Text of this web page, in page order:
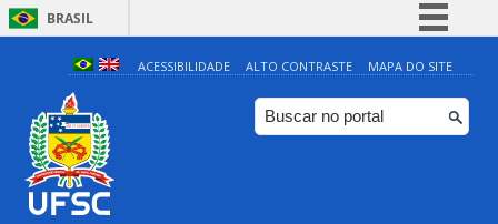
BRASIL
Simplifique!
Comunica BR
Participe
ACESSIBILIDADE ALTO CONTRASTE MAPA DO SITE